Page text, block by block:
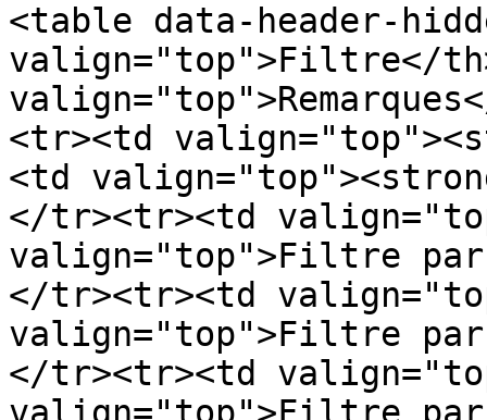
<table data-header-
valign="top">Filtre</
<tr><td
<td
</tr><tr><td
valign="top">Filtre par
</tr><tr><td
valign="top">Filtre par
</tr><tr><td